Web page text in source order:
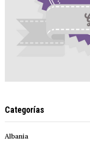
Categorías
Albania